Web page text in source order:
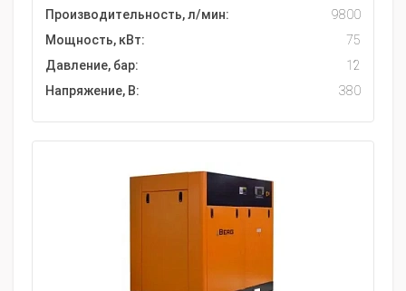
Производительность, л/мин:
9800
Мощность, кВт:
75
Давление, бар:
12
Напряжение, В:
380